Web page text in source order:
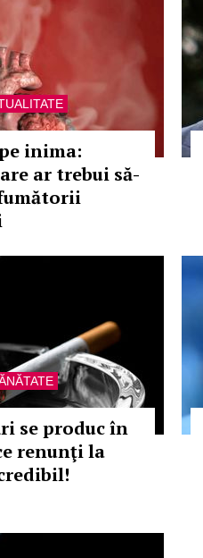
inima:
ar trebui să-
se produc în
renunţi la